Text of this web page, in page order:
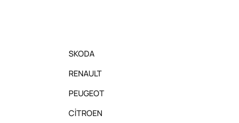
SKODA
RENAULT
PEUGEOT
CİTROEN